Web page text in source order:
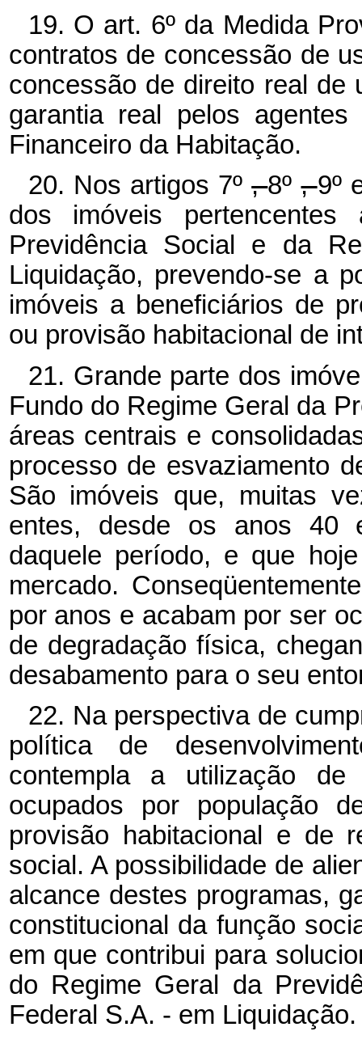
19. O art. 6º da Medida
contratos de concessão de
concessão de direito real de
garantia real pelos
Financeiro da Habitação.
20. Nos artigos 7º,8º,9º
dos imóveis
Previdência Social e da
Liquidação, prevendo-se a
imóveis a beneficiários de
ou provisão habitacional de
21. Grande parte dos
Fundo do Regime Geral da
áreas centrais e
processo de esvaziamento
São imóveis que, muitas
entes, desde os anos 40
daquele período, e que
mercado.
por anos e acabam por ser
de degradação física,
desabamento para o seu
22. Na perspectiva de
política de
contempla a utilização de
ocupados por população
provisão habitacional e de
social. A possibilidade de
alcance destes programas,
constitucional da função
em que contribui para
do Regime Geral da
Federal S.A. - em Liquidação.